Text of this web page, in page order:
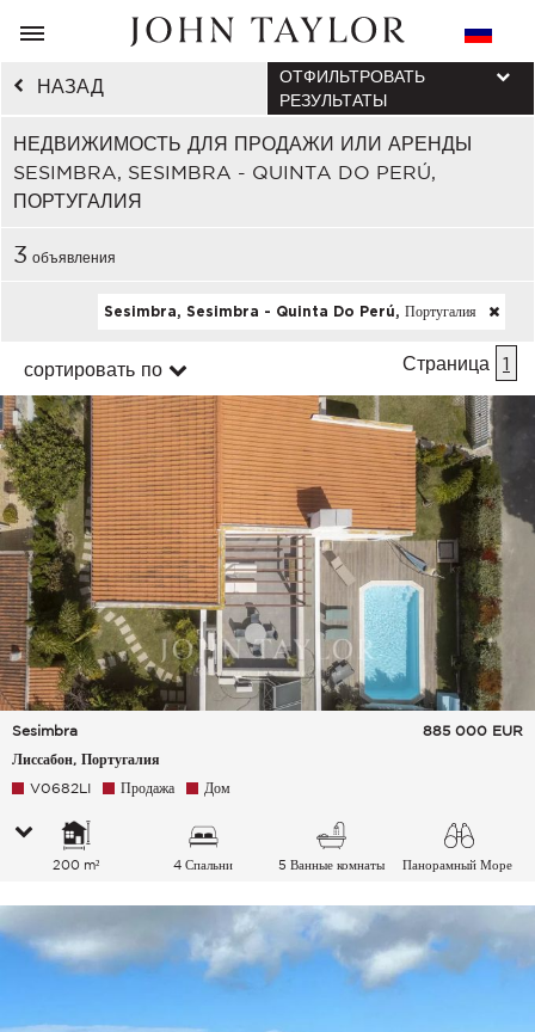
НАЗАД
НЕДВИЖИМОСТЬ ДЛЯ ПРОДАЖИ ИЛИ АРЕНДЫ
SESIMBRA, SESIMBRA - QUINTA DO PERÚ,
ПОРТУГАЛИЯ
ОТФИЛЬТРОВАТЬ
РЕЗУЛЬТАТЫ
3 объявления
Sesimbra, Sesimbra - Quinta Do Perú, Португалия
сортировать по Страница 1
Sesimbra
Лиссабон, Португалия
885 000 EUR
V0682LI Продажа Дом
200 m² 4 Спальни 5 Ванные комнаты Панорамный Море